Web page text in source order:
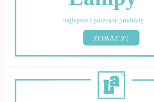
najlepsze i polecane produkty
ZOBACZ!